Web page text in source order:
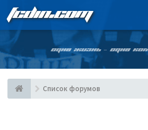
FCDIN.COM
ОДНА ЖИЗНЬ – ОДНА
Список форумов